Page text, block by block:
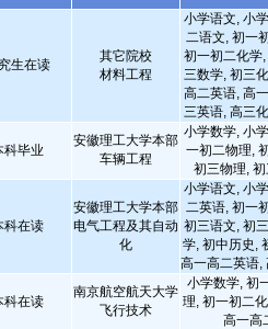
生在读
其它院校
材料工程
小学语文, 小
二语文, 初一
初一初二化学
三数学, 初三
高二英语, 高
三英语, 高三
科毕业
安徽理工大学本部
车辆工程
小学数学, 小
一初二物理,
初三物理,
科在读
安徽理工大学本部
电气工程及其自动
化
小学语文, 小
二英语, 初一
初三语文, 初
学, 初中历史,
高一高二英语,
科在读
南京航空航天大学
飞行技术
小学数学, 初
理, 初一初二
高一高